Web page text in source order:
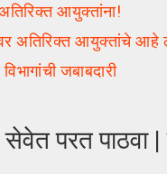
आयुक्तांना!
अतिरिक्त आयुक्तांचे
जबाबदारी
परत पाठवा |